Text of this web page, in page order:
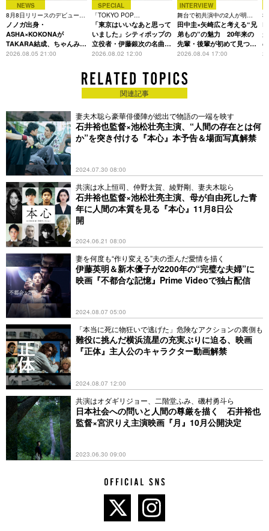
NEWS
8月8日リリースのデビュー曲
は「Time is money」
ノノガ出身・
ASHA×KOKONAが
TAKARA結成、ちゃんみな
主宰レーベル第2弾アーテ
2026.08.05 21:00
SPECIAL
「TOKYO POP
CHRONICLE」特集
「東京はいいなあと思って
いました」シティポップの
立役者・伊藤銀次の名曲回
想録
2026.08.02 12:00
INTERVIEW
舞台で初共演中の2人が明か
す、今の自分をつくる恩人の
存在
田中圭×矢崎広と考える“兄
弟もの”の魅力 20年来の
先輩・後輩が初めて見つけ
た互いの共通点とは
2026.08.04 17:00
3
関連記事
妻夫木聡ら豪華俳優陣が総出で物語の一端を映す
石井裕也監督×池松壮亮主演、“人間の存在とは何
か”を突き付ける『本心』本予告＆場面写真解禁
2024.07.30 08:00
共演は水上恒司、仲野太賀、綾野剛、妻夫木聡ら
石井裕也監督×池松壮亮主演、母が自由死した青
年に人間の本質を見る『本心』11月8日公
開
2024.06.21 08:00
妻を何度も“作り変える”夫の歪んだ愛情を描く
伊藤英明＆新木優子が2200年の“完璧な夫婦”に
映画『不都合な記憶』Prime Videoで独占配信
2024.08.07 05:00
「本当に死に物狂いで逃げた」危険なアクションの裏側も
難役に挑んだ横浜流星の充実ぶりに迫る、映画
『正体』主人公のキャラクター動画解禁
2024.08.07 12:00
共演はオダギリジョー、二階堂ふみ、磯村勇斗ら
日本社会への問いと人間の尊厳を描く ⽯井裕也
監督×宮沢りえ主演映画『月』10月公開決定
2023.06.30 09:00